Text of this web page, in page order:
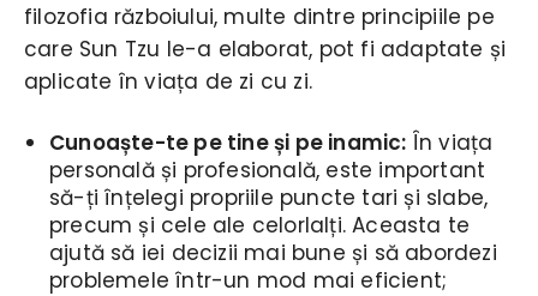
filozofia războiului, multe dintre principiile pe
care Sun Tzu le-a elaborat, pot fi adaptate și
aplicate în viața de zi cu zi.
Cunoaște-te pe tine și pe inamic: În viața
personală și profesională, este important
să-ți înțelegi propriile puncte tari și slabe,
precum și cele ale celorlalți. Aceasta te
ajută să iei decizii mai bune și să abordezi
problemele într-un mod mai eficient;